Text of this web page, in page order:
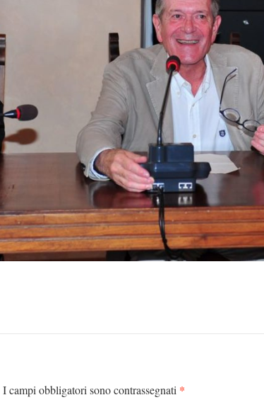
I campi obbligatori sono contrassegnati *